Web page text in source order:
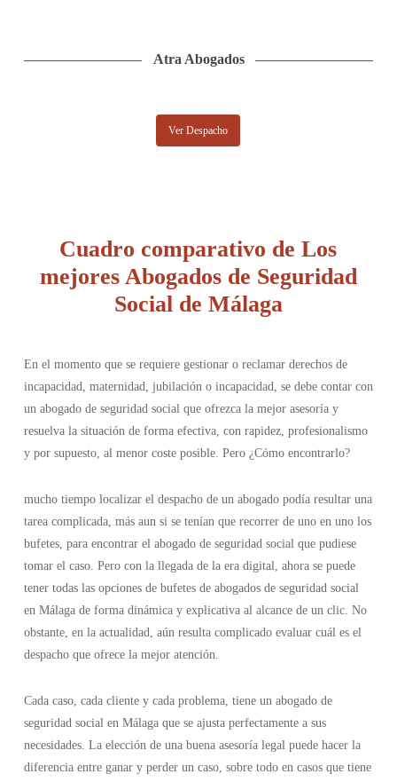
Atra Abogados
Ver Despacho
Cuadro comparativo de Los
mejores Abogados de Seguridad
Social de Málaga
En el momento que se requiere gestionar o reclamar derechos de
incapacidad, maternidad, jubilación o incapacidad, se debe contar con
un abogado de seguridad social que ofrezca la mejor asesoría y
resuelva la situación de forma efectiva, con rapidez, profesionalismo
y por supuesto, al menor coste posible. Pero ¿Cómo encontrarlo?
mucho tiempo localizar el despacho de un abogado podía resultar una
tarea complicada, más aun si se tenían que recorrer de uno en uno los
bufetes, para encontrar el abogado de seguridad social que pudiese
tomar el caso. Pero con la llegada de la era digital, ahora se puede
tener todas las opciones de bufetes de abogados de seguridad social
en Málaga de forma dinámica y explicativa al alcance de un clic. No
obstante, en la actualidad, aún resulta complicado evaluar cuál es el
despacho que ofrece la mejor atención.
Cada caso, cada cliente y cada problema, tiene un abogado de
seguridad social en Málaga que se ajusta perfectamente a sus
necesidades. La elección de una buena asesoría legal puede hacer la
diferencia entre ganar y perder un caso, sobre todo en casos que tiene